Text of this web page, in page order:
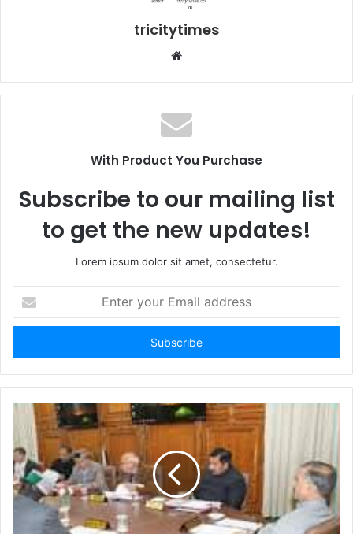
tricitytimes
Website
With Product You Purchase
Subscribe to our mailing list
to get the new updates!
Lorem ipsum dolor sit amet, consectetur.
your
Email